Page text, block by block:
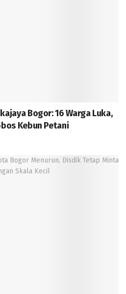
Bogor: 16 Warga Luka,
Kebun Petani